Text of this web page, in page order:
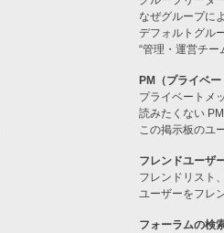
なぜグループに
デフォルトグル
“管理・運営チー
PM（プライベー
プライベートメ
読みたくない
この掲示板のユ
フレンドユーザ
フレンドリスト
ユーザーをフレ
フォーラムの検